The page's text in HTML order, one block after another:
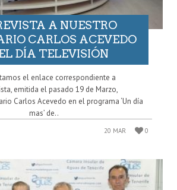
A NUESTRO
CARLOS ACEVEDO
DÍA TELEVISIÓN
el enlace correspondiente a
emitida el pasado 19 de Marzo,
Carlos Acevedo en el programa ‘Un día
mas’ de..
20 MAR 0